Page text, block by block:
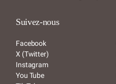
Suivez-nous
Facebook
X (Twitter)
Instagram
You Tube